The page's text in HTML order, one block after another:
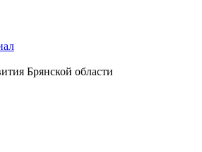
Брянской области